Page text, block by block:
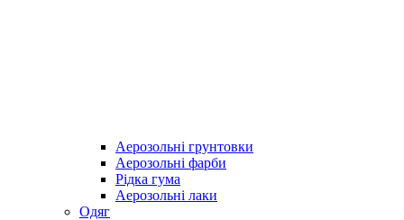
Аерозольні грунтовки
Аерозольні фарби
Рідка гума
Аерозольні лаки
Одяг